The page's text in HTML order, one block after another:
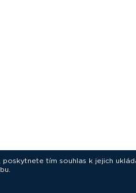
poskytnete tím souhlas k jejich